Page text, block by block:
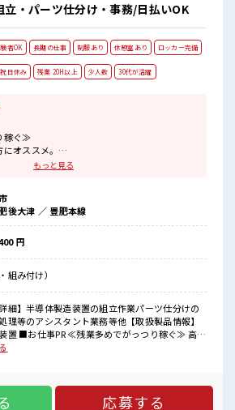
立・パーツ仕分け・事務/日払いOK
者OK 長期の仕事 制服あり 休憩室あり ロッカー完備
日休み 残業 20H以上 少人数 30代が活躍
稼ぐ≫
オススメ。
ります♪
にプライベート満喫！
♪
る≫
するのは不安だけど、
ています！
ップUP目指していきましょう！
働ける≫
のお仕事です！
雰囲気の職場！
！
意が必要ですね★
もっと見る
後大津 ／ 豊肥本線
円
組み付け）
詳細】半導体製造装置の組立作業パーツ仕分けの
理等のアシスタント業務等他【取扱製品情報】
り稼ぐ≫ 高収
る方にオススメ。 残業は月20時間以上あります
≪未経験でも活躍できる≫ 新しいことにチャレ
不安だけど、 しっかり働く環境が整っていま
応募する